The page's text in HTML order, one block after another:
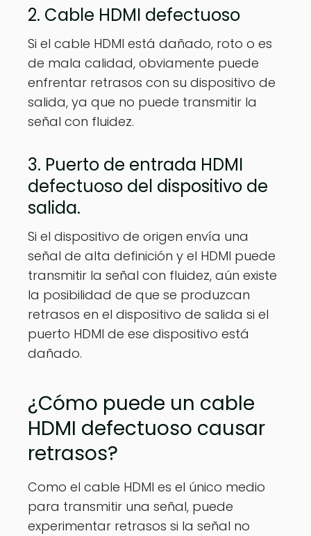
2. Cable HDMI defectuoso
Si el cable HDMI está dañado, roto o es
de mala calidad, obviamente puede
enfrentar retrasos con su dispositivo de
salida, ya que no puede transmitir la
señal con fluidez.
3. Puerto de entrada HDMI
defectuoso del dispositivo de
salida.
Si el dispositivo de origen envía una
señal de alta definición y el HDMI puede
transmitir la señal con fluidez, aún existe
la posibilidad de que se produzcan
retrasos en el dispositivo de salida si el
puerto HDMI de ese dispositivo está
dañado.
¿Cómo puede un cable
HDMI defectuoso causar
retrasos?
Como el cable HDMI es el único medio
para transmitir una señal, puede
experimentar retrasos si la señal no